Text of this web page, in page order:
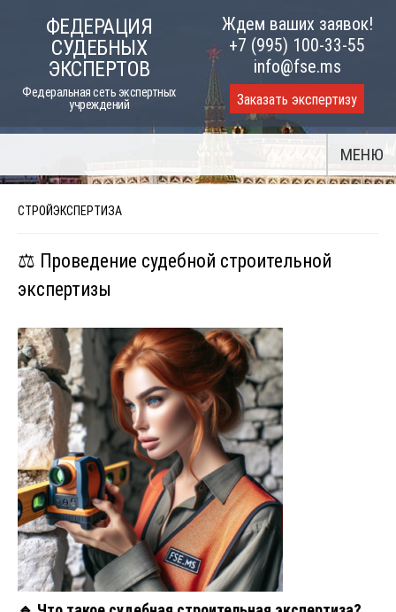
ФЕДЕРАЦИЯ
СУДЕБНЫХ
ЭКСПЕРТОВ
Федеральная сеть экспертных
учреждений
Ждем ваших заявок!
+7 (995) 100-33-55
info@fse.ms
Заказать экспертизу
МЕНЮ
СТРОЙЭКСПЕРТИЗА
⚖️ Проведение судебной строительной
экспертизы